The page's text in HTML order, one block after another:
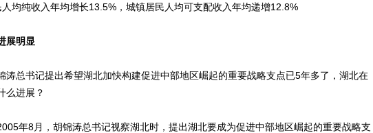
纯收入年均增长13.5%，城镇居民人均可支配收入年均递增12.8%
展明显
总书记提出希望湖北加快构建促进中部地区崛起的重要战略支点已5年多了，湖北在
么进展？
年8月，胡锦涛总书记视察湖北时，提出湖北要成为促进中部地区崛起的重要战略支